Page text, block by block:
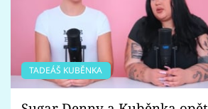
TADEÁŠ KUBĚNKA